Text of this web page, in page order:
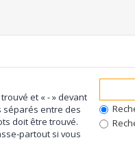
et « - » devant
séparés entre des
doit être trouvé.
partout si vous